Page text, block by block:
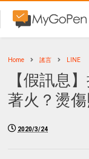
Home 謠言 LINE
【假訊息
著火？燙
2020/3/24